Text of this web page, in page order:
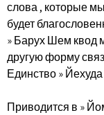
слова , которые
будет
» Барух Шем квод
другую форму
Единство »
Приводится в »